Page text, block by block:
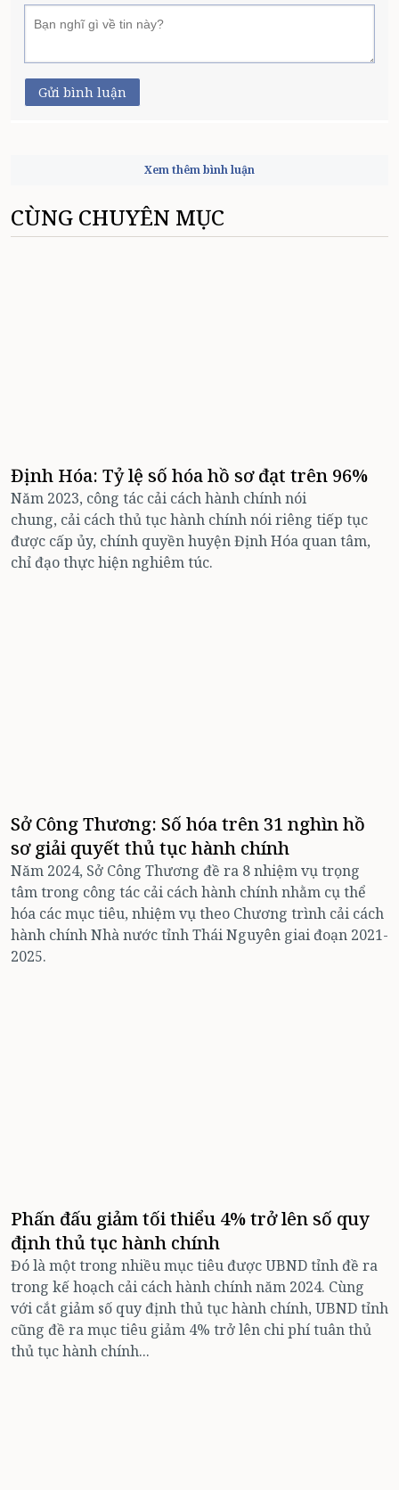
Gửi bình luận
Xem thêm bình luận
CÙNG CHUYÊN MỤC
Định Hóa: Tỷ lệ số hóa hồ sơ đạt trên 96%
Năm 2023, công tác cải cách hành chính nói
chung, cải cách thủ tục hành chính nói riêng tiếp tục
được cấp ủy, chính quyền huyện Định Hóa quan tâm,
chỉ đạo thực hiện nghiêm túc.
Sở Công Thương: Số hóa trên 31 nghìn hồ
sơ giải quyết thủ tục hành chính
Năm 2024, Sở Công Thương đề ra 8 nhiệm vụ trọng
tâm trong công tác cải cách hành chính nhằm cụ thể
hóa các mục tiêu, nhiệm vụ theo Chương trình cải cách
hành chính Nhà nước tỉnh Thái Nguyên giai đoạn 2021-
2025.
Phấn đấu giảm tối thiểu 4% trở lên số quy
định thủ tục hành chính
Đó là một trong nhiều mục tiêu được UBND tỉnh đề ra
trong kế hoạch cải cách hành chính năm 2024. Cùng
với cắt giảm số quy định thủ tục hành chính, UBND tỉnh
cũng đề ra mục tiêu giảm 4% trở lên chi phí tuân thủ
thủ tục hành chính...